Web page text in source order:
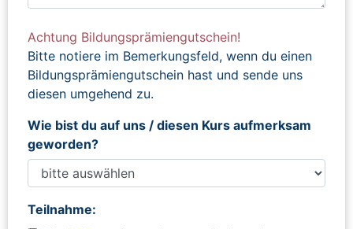
Achtung Bildungsprämiengutschein!
Bitte notiere im Bemerkungsfeld, wenn du einen
Bildungsprämiengutschein hast und sende uns
diesen umgehend zu.
Wie bist du auf uns / diesen Kurs aufmerksam
geworden?
Teilnahme: